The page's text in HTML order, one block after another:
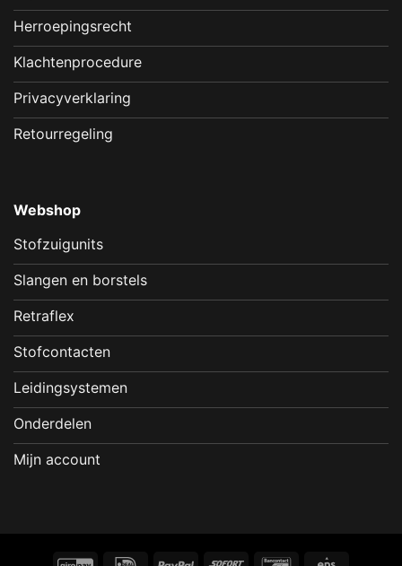
Herroepingsrecht
Klachtenprocedure
Privacyverklaring
Retourregeling
Webshop
Stofzuigunits
Slangen en borstels
Retraflex
Stofcontacten
Leidingsystemen
Onderdelen
Mijn account